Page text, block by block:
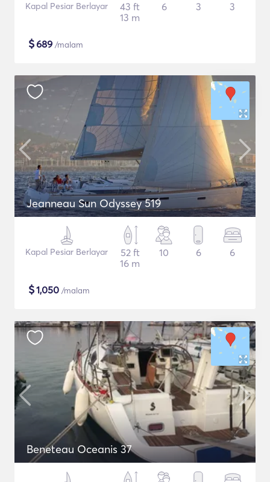
Kapal Pesiar Berlayar
43 ft
13 m
6 3 3
$689 /malam
Jeanneau Sun Odyssey 519
Kapal Pesiar Berlayar
52 ft
16 m
10 6 6
$1,050 /malam
Beneteau Oceanis 37